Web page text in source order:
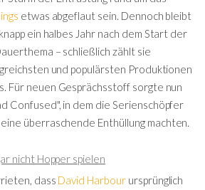
etwas abgeflaut sein. Dennoch bleibt
ein halbes Jahr nach dem Start der
– schließlich zählt sie
und populärsten Produktionen
Für neuen Gesprächsstoff sorgte nun
Confused", in dem die Serienschöpfer
eine überraschende Enthüllung machten.
nicht Hopper spielen
dass David Harbourursprünglich